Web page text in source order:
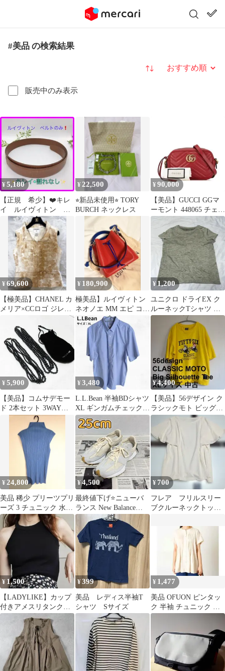
#美品 の検索結果
販売中のみ表示
並び替え
¥5,180
【正規 希少】❤️キレ
イ ルイヴィトン
バックルなし ベルト
のみ ブラウン
¥ 22,500
⭐︎新品未使用⭐︎ TORY
BURCH ネックレス
¥ 90,000
【美品】GUCCI GGマ
ーモント 448065 チェー
ンショルダーバッグ
¥69,600
【極美品】CHANEL カ
メリア×CCロゴ ジレベ
スト シルク裏地 ココマ
¥ 180,900
極美品】ルイヴィトン
ネオノエ MM エピ コク
リコ×インディゴ 2WAY
¥ 1,200
ユニクロ ドライEX ク
ルーネックTシャツ 半
袖 杢グレー メッシュ
¥5,900
【美品】コムサデモー
ド 2本セット 3WAYブ
ラックビーズロングネ
ックレス
¥3,480
L.L.Bean 半袖BDシャツ
XL ギンガムチェック青
綿100% 形態安定
¥4,400
【美品】56デザイン ク
ラシックモト ビッグシ
ルエット Tシャツ XL
イエロー
¥ 24,800
美品 稀少 プリーツプリ
ーズ 3 チュニック 水色
PP83JK630
¥4,500
最終値下げ⭐️ニューバ
ランス New Balance
25cm WS327UND
¥ 700
フレア フリルスリー
ブクルーネックトップ
¥ 1,500
【LADYLIKE】カップ
付きアメスリタンク
ブラック（Mサイズ）
¥399
美品 レディス半袖T
シャツ Sサイズ
¥ 1,477
美品 OFUON ピンタッ
ク 半袖 チュニック ブ
ラウス ベージュ